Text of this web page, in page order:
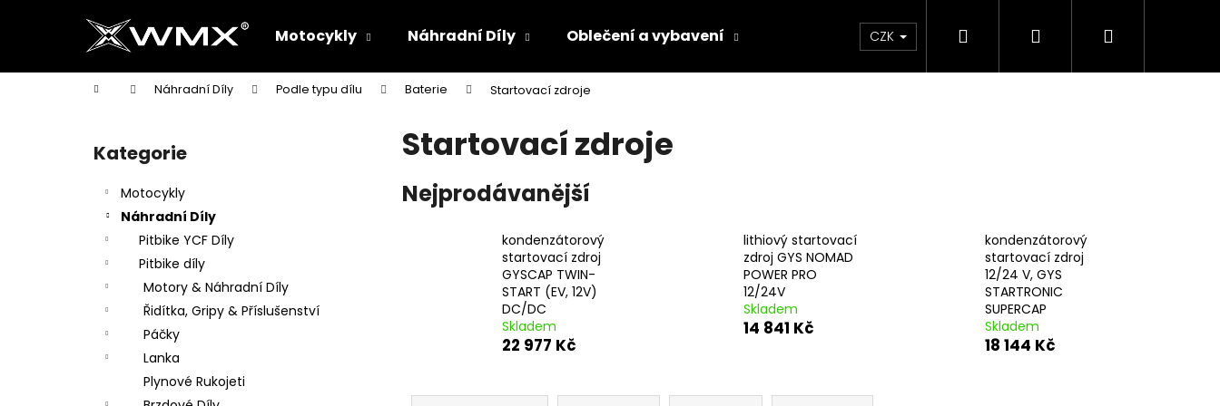
Motocykly Náhradní Díly Oblečení a vybavení Oleje & Maziva Příslušenství Dárkové
CZK Hledat PřihlášeníNákupní
Domů Náhradní Díly Podle typu dílu Baterie Startovací zdroje
Přeskočit
kategorie
Kategorie
Motocykly
Náhradní Díly
Pitbike YCF Díly
Pitbike díly
Motory & Náhradní Díly
Řidítka, Gripy & Příslušenství
Páčky
Lanka
Plynové Rukojeti
Startovací zdroje
Nejprodávanější
kondenzátorový
startovací zdroj
GYSCAP TWIN-
START (EV, 12V)
DC/DC
Skladem
22 977 Kč
lithiový startovací
zdroj GYS NOMAD
POWER PRO
12/24V
Skladem
14 841 Kč
kondenzátorový
startovací zdroj
12/24 V, GYS
STARTRONIC
SUPERCAP
Skladem
18 144 Kč
Ř
í
Zpět
do
Zpět
do
Co potřebujete najít?
Doporučujeme